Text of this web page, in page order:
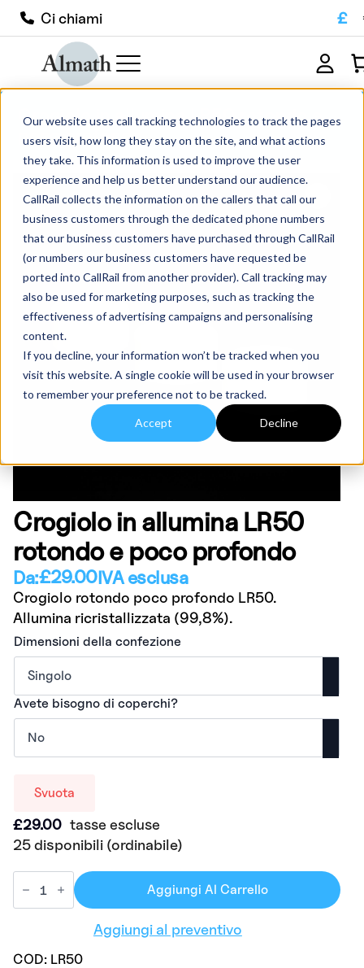
Our website uses call tracking technologies to track the pages
users visit, how long they stay on the site, and what actions
they take. This information is used to improve the user
experience and help us better understand our audience.
CallRail collects the information on the callers that call our
business customers through the dedicated phone numbers
that our business customers have purchased through CallRail
(or numbers our business customers have requested be
ported into CallRail from another provider). Call tracking may
also be used for marketing purposes, such as tracking the
effectiveness of advertising campaigns and personalising
content.
If you decline, your information won’t be tracked when you
visit this website. A single cookie will be used in your browser
to remember your preference not to be tracked.
Accept Decline
Ci chiami £
Crogiolo in allumina LR50 rotondo e
poco profondo
Crogiolo in allumina LR50
rotondo e poco profondo
Da:£29.00IVA esclusa
Crogiolo rotondo poco profondo LR50.
Allumina ricristallizzata (99,8%).
Dimensioni della confezione
Avete bisogno di coperchi?
Svuota
£29.00 tasse escluse
25 disponibili (ordinabile)
Aggiungi Al Carrello
Aggiungi al preventivo
COD: LR50